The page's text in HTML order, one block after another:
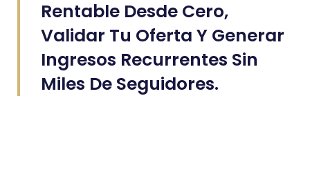
Rentable Desde Cero,
Validar Tu Oferta Y Generar
Ingresos Recurrentes Sin
Miles De Seguidores.